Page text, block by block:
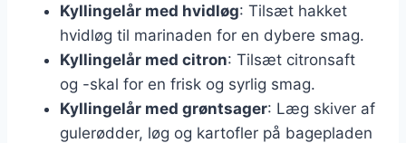
Kyllingelår med hvidløg: Tilsæt hakket
hvidløg til marinaden for en dybere smag.
Kyllingelår med citron: Tilsæt citronsaft
og -skal for en frisk og syrlig smag.
Kyllingelår med grøntsager: Læg skiver af
gulerødder, løg og kartofler på bagepladen